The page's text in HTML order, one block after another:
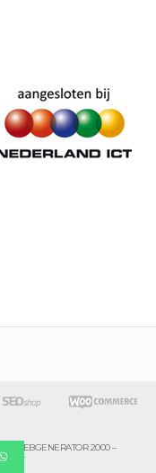
© WEBGENERATOR 2000 –
2024